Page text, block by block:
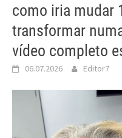
como iria mudar
transformar
vídeo completo
06.07.2026 Editor7